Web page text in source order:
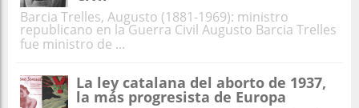
Barcia Trelles, Augusto (1881-1969): ministro
republicano en la Guerra Civil Augusto Barcia Trelles
fue ministro de ...
La ley catalana del aborto de 1937,
la más progresista de Europa